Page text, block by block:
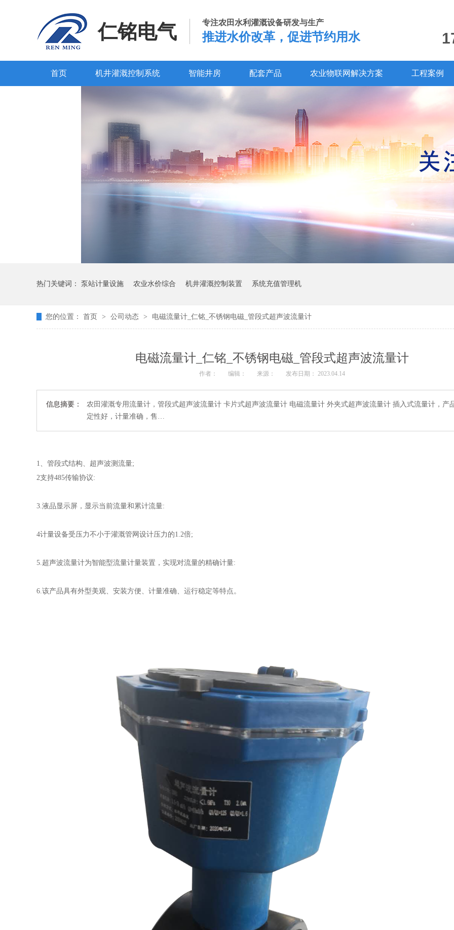
仁铭电气 专注农田水利灌溉设备研发与生产
推进水价改革，促进节约用水
首页 机井灌溉控制系统 智能井房 配套产品 农业物联网解决方案 工程案例
热门关键词： 泵站计量设施 农业水价综合 机井灌溉控制装置 系统充值管理机
您的位置： 首页 > 公司动态 > 电磁流量计_仁铭_不锈钢电磁_管段式超声波流量计
电磁流量计_仁铭_不锈钢电磁_管段式超声波流量计
作者： 编辑： 来源： 发布日期： 2023.04.14
信息摘要：
农田灌溉专用流量计，管段式超声波流量计 卡片式超声波流量计 电磁流量计 外夹式超声波流量计 插入式流量计，产
定性好，计量准确，售…
1、管段式结构、超声波测流量;
2支持485传输协议:
3.液品显示屏，显示当前流量和累计流量:
4计量设备受压力不小于灌溉管网设计压力的1.2倍;
5.超声波流量计为智能型流量计量装置，实现对流量的精确计量:
6.该产品具有外型美观、安装方便、计量准确、运行稳定等特点。